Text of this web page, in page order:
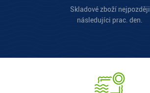
Skladové zboží nejpozději
následujíci prac. den.